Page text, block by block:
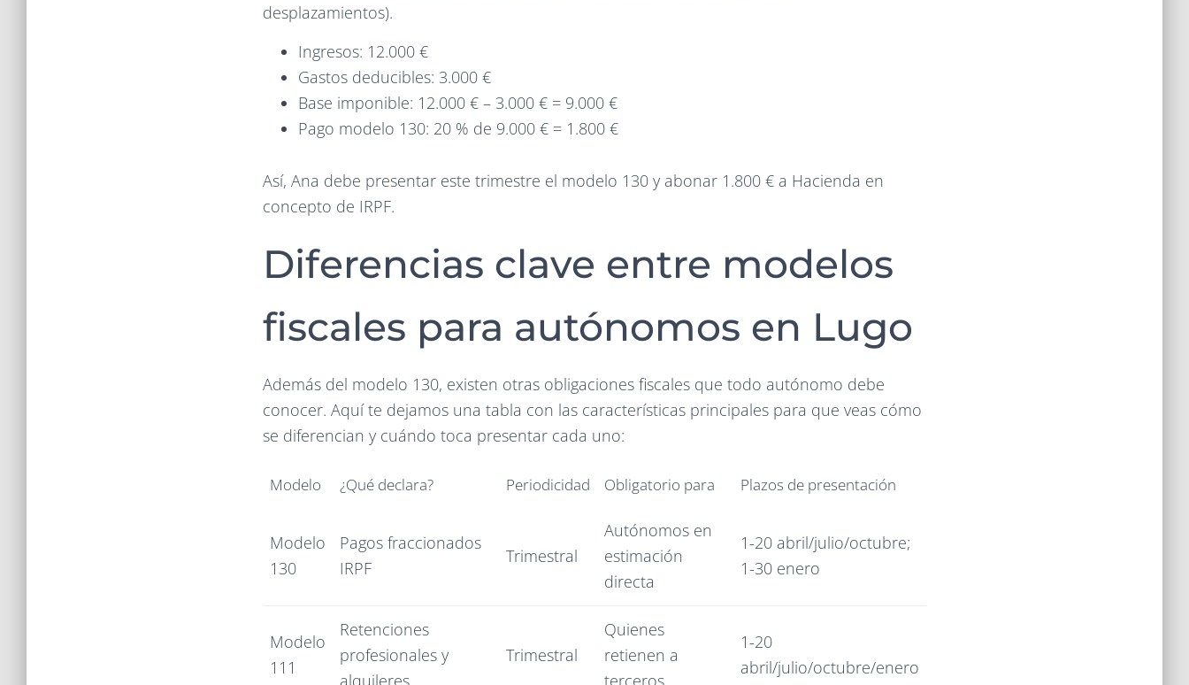
desplazamientos).
Ingresos: 12.000 €
Gastos deducibles: 3.000 €
Base imponible: 12.000 € – 3.000 € = 9.000 €
Pago modelo 130: 20 % de 9.000 € = 1.800 €
Así, Ana debe presentar este trimestre el modelo 130 y abonar 1.800 € a Hacienda en
concepto de IRPF.
Diferencias clave entre modelos
fiscales para autónomos en Lugo
Además del modelo 130, existen otras obligaciones fiscales que todo autónomo debe
conocer. Aquí te dejamos una tabla con las características principales para que veas cómo
se diferencian y cuándo toca presentar cada uno:
Modelo ¿Qué declara? Periodicidad Obligatorio para Plazos de presentación
Modelo
130
Pagos fraccionados
IRPF
Trimestral
Autónomos en
estimación
directa
1-20 abril/julio/octubre;
1-30 enero
Modelo
111
Retenciones
profesionales y
alquileres
Trimestral
Quienes
retienen a
terceros
1-20
abril/julio/octubre/enero